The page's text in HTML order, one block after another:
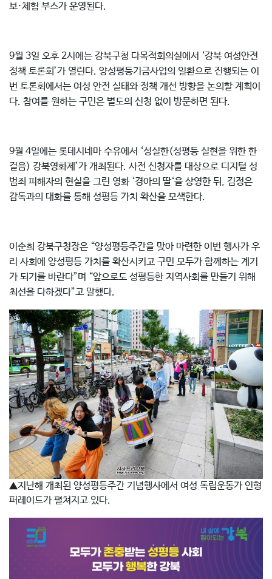
보·체험 부스가 운영된다.
9월 3일 오후 2시에는 강북구청 다목적회의실에서 ‘강북 여성안전
정책 토론회’가 열린다. 양성평등기금사업의 일환으로 진행되는 이
번 토론회에서는 여성 안전 실태와 정책 개선 방향을 논의할 계획이
다. 참여를 원하는 구민은 별도의 신청 없이 방문하면 된다.
9월 4일에는 롯데시네마 수유에서 ‘성실한(성평등 실현을 위한 한
걸음) 강북영화제’가 개최된다. 사전 신청자를 대상으로 디지털 성
범죄 피해자의 현실을 그린 영화 ‘경아의 딸‘을 상영한 뒤, 김정은
감독과의 대화를 통해 성평등 가치 확산을 모색한다.
이순희 강북구청장은 “양성평등주간을 맞아 마련한 이번 행사가 우
리 사회에 양성평등 가치를 확산시키고 구민 모두가 함께하는 계기
가 되기를 바란다”며 “앞으로도 성평등한 지역사회를 만들기 위해
최선을 다하겠다”고 말했다.
▲지난해 개최된 양성평등주간 기념행사에서 여성 독립운동가 인형
퍼레이드가 펼쳐지고 있다.